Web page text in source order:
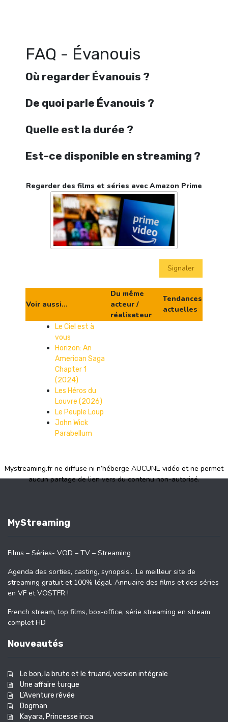
FAQ - Évanouis
Où regarder Évanouis ?
De quoi parle Évanouis ?
Quelle est la durée ?
Est-ce disponible en streaming ?
Regarder des films et séries avec Amazon Prime
Signaler
Voir aussi...
Du même
acteur /
réalisateur
Tendances
actuelles
Le Ciel est à
vous
Horizon: An
American Saga
Chapter 1
(2024)
Les Héros du
Louvre (2026)
Le Peuple Loup
John Wick
Parabellum
Mystreaming.fr ne diffuse ni n’héberge AUCUNE vidéo et ne permet
aucun partage de lien vers du contenu non-autorisé.
MyStreaming
Films – Séries- VOD – TV – Streaming
Agenda des sorties, casting, synopsis… Le meilleur site de
streaming gratuit et 100% légal. Annuaire des films et des séries
en VF et VOSTFR !
French stream, top films, box-office, série streaming en stream
complet HD
Nouveautés
Le bon, la brute et le truand, version intégrale
Une affaire turque
L’Aventure rêvée
Dogman
Kayara, Princesse inca